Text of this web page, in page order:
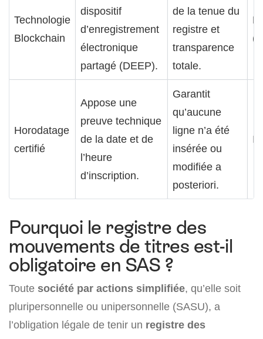
Technologie
Blockchain
dispositif
d’enregistrement
électronique
partagé (DEEP).
de la tenue du
registre et
transparence
totale.
Horodatage
certifié
Appose une
preuve technique
de la date et de
l’heure
d’inscription.
Garantit
qu’aucune
ligne n’a été
insérée ou
modifiée a
posteriori.
Pourquoi le registre des
mouvements de titres est-il
obligatoire en SAS ?
Toute société par actions simplifiée, qu’elle soit
pluripersonnelle ou unipersonnelle (SASU), a
l’obligation légale de tenir un registre des